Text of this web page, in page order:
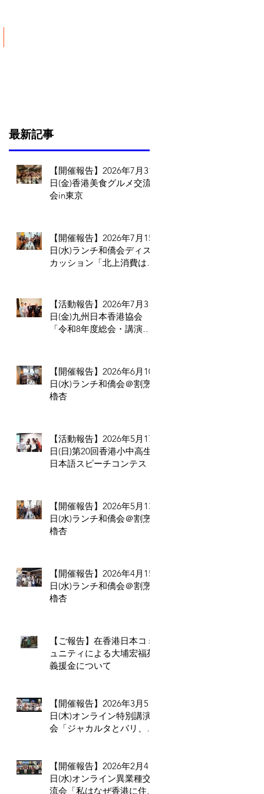
最新記事
【開催報告】2026年7月31
日(金)香港美食グルメ交流
会in東京
【開催報告】2026年7月15
日(水)ランチ和僑会ディス
カッション「北上消費は止
るべきこと
【活動報告】2026年7月3
日(金)九州日本香港協会
「令和8年度総会・講演
【開催報告】2026年6月10
日(水)ランチ和僑会＠割烹
櫓杏
【活動報告】2026年5月17
日(日)第20回香港小中高生
日本語スピーチコンテスト
【開催報告】2026年5月13
日(水)ランチ和僑会＠割烹
櫓杏
【開催報告】2026年4月15
日(水)ランチ和僑会＠割烹
櫓杏
【ご報告】在香港日本コミ
ュニティによる大埔宏福苑
義援金について
【開催報告】2026年3月5
日(木)オンライン特別講演
会「ジャカルタとバリ、二
【開催報告】2026年2月4
日(水)オンライン異業種交
流会「私はなぜ香港に住ん